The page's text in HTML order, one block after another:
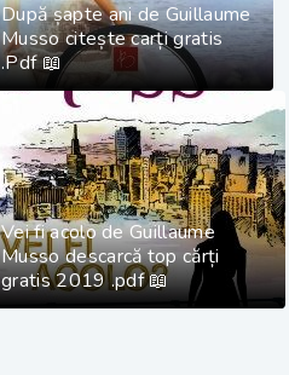
După șapte ani de Guillaume
Musso citește carți gratis
.Pdf 📖
Vei fi acolo de Guillaume
Musso descarcă top cărți
gratis 2019 .pdf 📖